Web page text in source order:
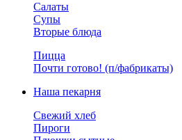
Салаты
Супы
Вторые блюда
Пицца
Почти готово! (п/фабрикаты)
Наша пекарня
Свежий хлеб
Пироги